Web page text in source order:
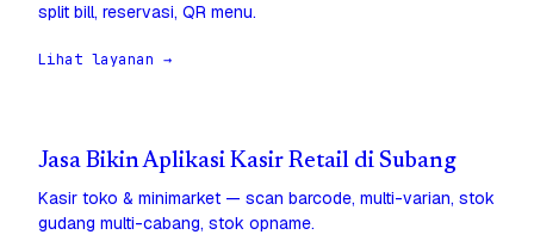
split bill, reservasi, QR menu.
Lihat layanan →
Jasa Bikin Aplikasi Kasir Retail di Subang
Kasir toko & minimarket — scan barcode, multi-varian, stok
gudang multi-cabang, stok opname.